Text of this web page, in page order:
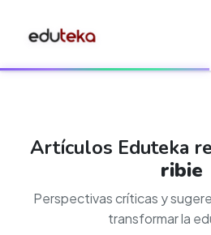
Artículos Eduteka
ribie
Perspectivas críticas y
transformar la